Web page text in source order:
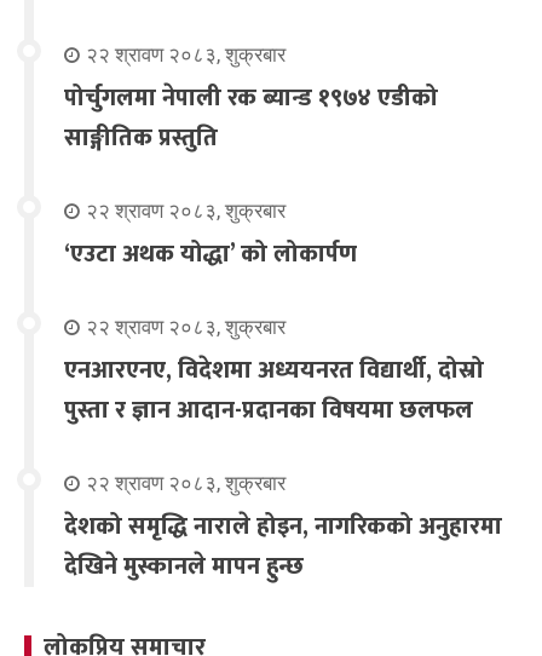
२२ श्रावण २०८३, शुक्रबार
पोर्चुगलमा नेपाली रक ब्यान्ड १९७४ एडीको
साङ्गीतिक प्रस्तुति
२२ श्रावण २०८३, शुक्रबार
‘एउटा अथक योद्धा’ को लोकार्पण
२२ श्रावण २०८३, शुक्रबार
एनआरएनए, विदेशमा अध्ययनरत विद्यार्थी, दोस्रो
पुस्ता र ज्ञान आदान-प्रदानका विषयमा छलफल
२२ श्रावण २०८३, शुक्रबार
देशको समृद्धि नाराले होइन, नागरिकको अनुहारमा
देखिने मुस्कानले मापन हुन्छ
लोकप्रिय समाचार